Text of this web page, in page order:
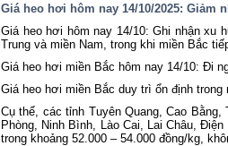
Giá heo hơi hôm nay 14/10/2025: Giảm
Giá heo hơi hôm nay 14/10: Ghi nhận xu
Trung và miền Nam, trong khi miền Bắc
Giá heo hơi miền Bắc hôm nay 14/10: Đi
Giá heo hơi miền Bắc duy trì ổn định
Cụ thể, các tỉnh Tuyên Quang, Cao
Phòng, Ninh Bình, Lào Cai, Lai Châu,
trong khoảng 52.000 – 54.000 đồng/kg,